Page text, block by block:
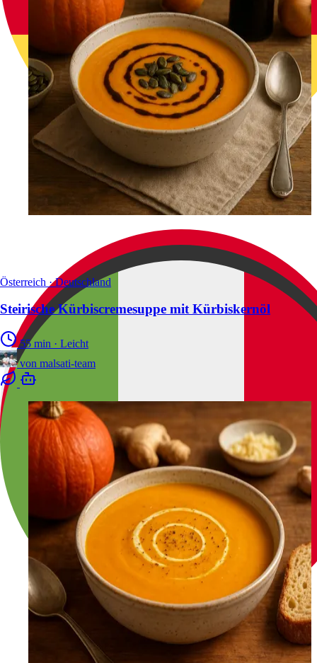
Österreich · Deutschland
Steirische Kürbiscremesuppe mit Kürbiskernöl
55 min · Leicht
von malsati-team